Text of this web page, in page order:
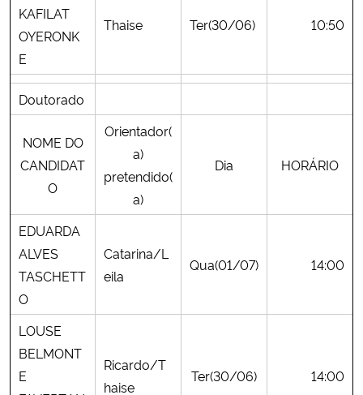
KAFILAT
OYERONK
E
Thaise Ter(30/06) 10:50
Doutorado
NOME DO
CANDIDAT
O
Orientador(
a)
pretendido(
a)
Dia HORÁRIO
EDUARDA
ALVES
TASCHETT
O
Catarina/L
eila
Qua(01/07) 14:00
LOUSE
BELMONT
E
Ricardo/T
haise
Ter(30/06) 14:00